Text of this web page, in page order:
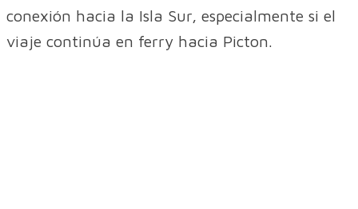
conexión hacia la Isla Sur, especialmente si el
viaje continúa en ferry hacia Picton.